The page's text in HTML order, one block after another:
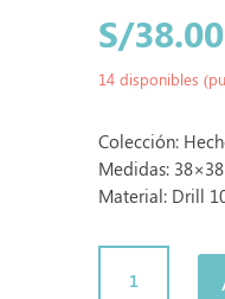
S/38.00
14 disponibles
Colección:
Medidas:
Material: Drill
Todo